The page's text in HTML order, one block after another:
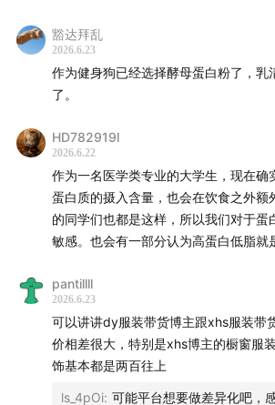
岗位，还在招聘内容实习生等，工作地
细岗位信息与申请方式，请点击链接
；
稿，你的发现可能出现在节目中。
「用声音碰撞世界」，声动活泼致力于
断的思考养料。
我们还有这些播客：
知道、商业WHY酱、跳进兔子洞&跳
吃喝玩乐了不起、不止金钱、泡腾 VC
如果你喜欢我们的节目，欢迎打赏支
其在产品标签上夸大蛋白质含量。
（如有误请纠正，谢谢）
豁达拜乱
2026.6.23
作为健身狗已经选择酵母蛋白粉了，乳
了。
HD782919l
2026.6.22
作为一名医学类专业的大学生，现在确
蛋白质的摄入含量，也会在饮食之外额
的同学们也都是这样，所以我们对于蛋
敏感。也会有一部分认为高蛋白低脂就
pantillll
2026.6.23
可以讲讲dy服装带货博主跟xhs服装带
价相差很大，特别是xhs博主的橱窗服
饰基本都是两百往上
ls_4pOi: 可能平台想要做差异化吧，